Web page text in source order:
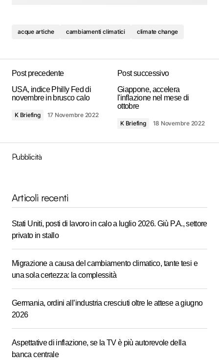
acque artiche cambiamenti climatici climate change
Post precedente
USA, indice Philly Fed di
novembre in brusco calo
K Briefing 17 Novembre 2022
Post successivo
Giappone, accelera
l'inflazione nel mese di
ottobre
K Briefing 18 Novembre 2022
Pubblicità
Articoli recenti
Stati Uniti, posti di lavoro in calo a luglio 2026. Giù P.A., settore
privato in stallo
Migrazione a causa del cambiamento climatico, tante tesi e
una sola certezza: la complessità
Germania, ordini all’industria cresciuti oltre le attese a giugno
2026
Aspettative di inflazione, se la TV è più autorevole della
banca centrale